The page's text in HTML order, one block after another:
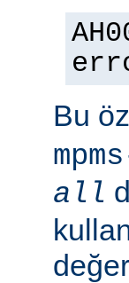
Bu
all